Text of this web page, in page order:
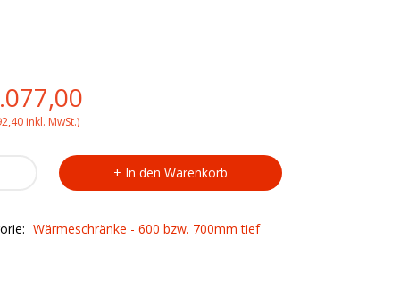
is:
€2.077,00.
inkl. MwSt.)
In den Warenkorb
Wärmeschränke - 600 bzw. 700mm tief